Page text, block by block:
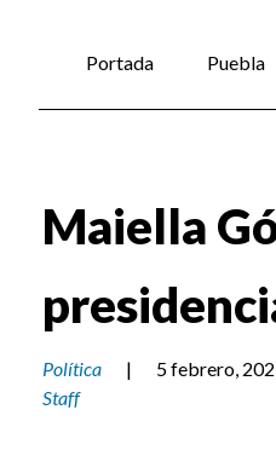
Portada Puebla
Maiella
Política |
5 febrero,
Staff